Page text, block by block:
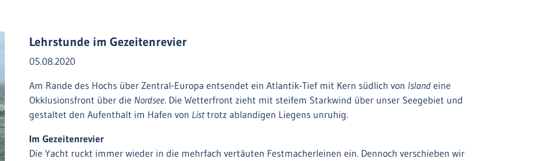
Lehrstunde im Gezeitenrevier
05.08.2020
Am Rande des Hochs über Zentral-Europa entsendet ein Atlantik-Tief mit Kern südlich von Island eine
Okklusionsfront über die Nordsee. Die Wetterfront zieht mit steifem Starkwind über unser Seegebiet und
gestaltet den Aufenthalt im Hafen von List trotz ablandigen Liegens unruhig.
Im Gezeitenrevier
Die Yacht ruckt immer wieder in die mehrfach vertäuten Festmacherleinen ein. Dennoch verschieben wir